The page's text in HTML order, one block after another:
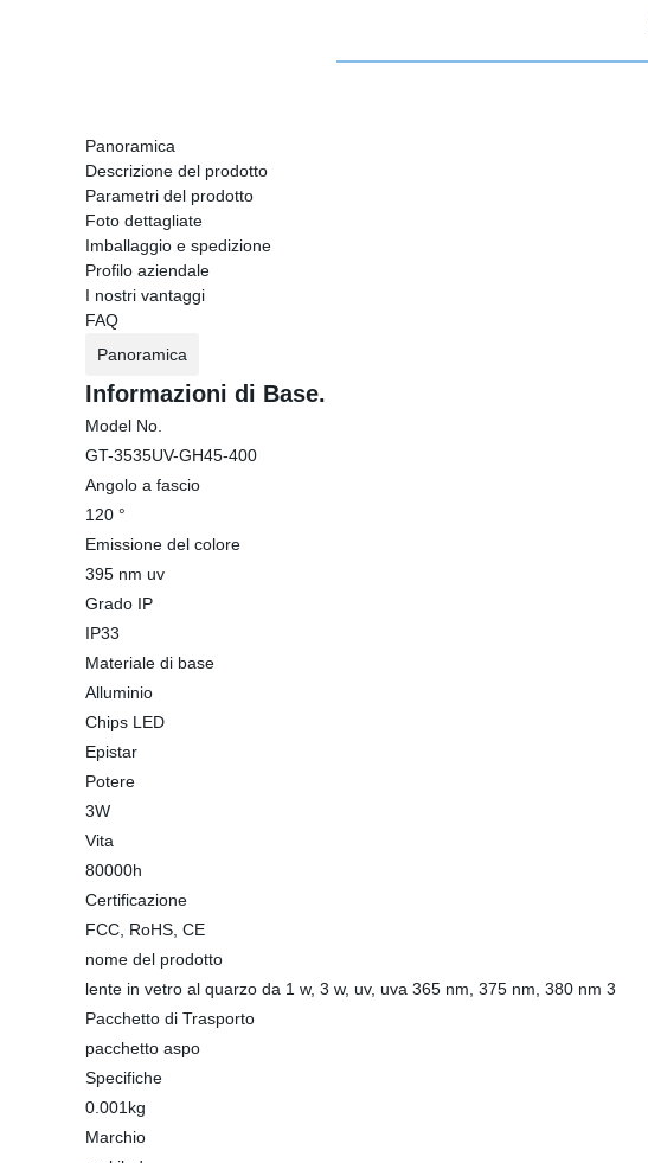
Panoramica
Descrizione del prodotto
Parametri del prodotto
Foto dettagliate
Imballaggio e spedizione
Profilo aziendale
I nostri vantaggi
FAQ
Panoramica
Informazioni di Base.
Model No.
GT-3535UV-GH45-400
Angolo a fascio
120 °
Emissione del colore
395 nm uv
Grado IP
IP33
Materiale di base
Alluminio
Chips LED
Epistar
Potere
3W
Vita
80000h
Certificazione
FCC, RoHS, CE
nome del prodotto
lente in vetro al quarzo da 1 w, 3 w, uv, uva 365 nm, 375 nm, 380 nm 3
Pacchetto di Trasporto
pacchetto aspo
Specifiche
0.001kg
Marchio